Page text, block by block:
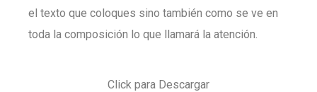
el texto que coloques sino también como se ve en
toda la composición lo que llamará la atención.
Click para Descargar